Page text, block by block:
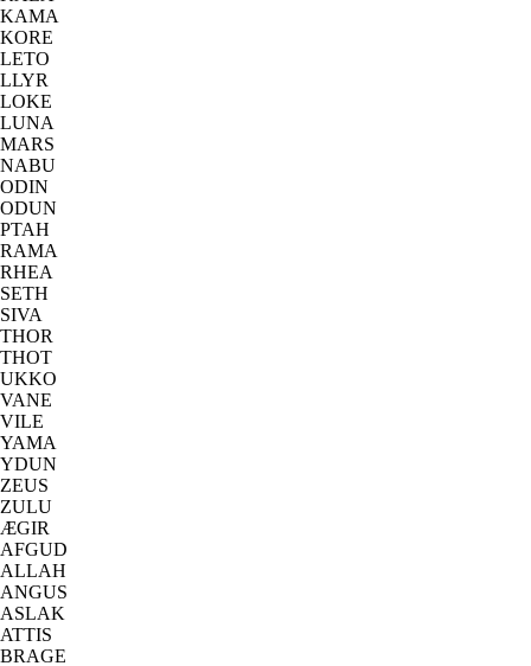
KAMA
KORE
LETO
LLYR
LOKE
LUNA
MARS
NABU
ODIN
ODUN
PTAH
RAMA
RHEA
SETH
SIVA
THOR
THOT
UKKO
VANE
VILE
YAMA
YDUN
ZEUS
ZULU
ÆGIR
AFGUD
ALLAH
ANGUS
ASLAK
ATTIS
BRAGE